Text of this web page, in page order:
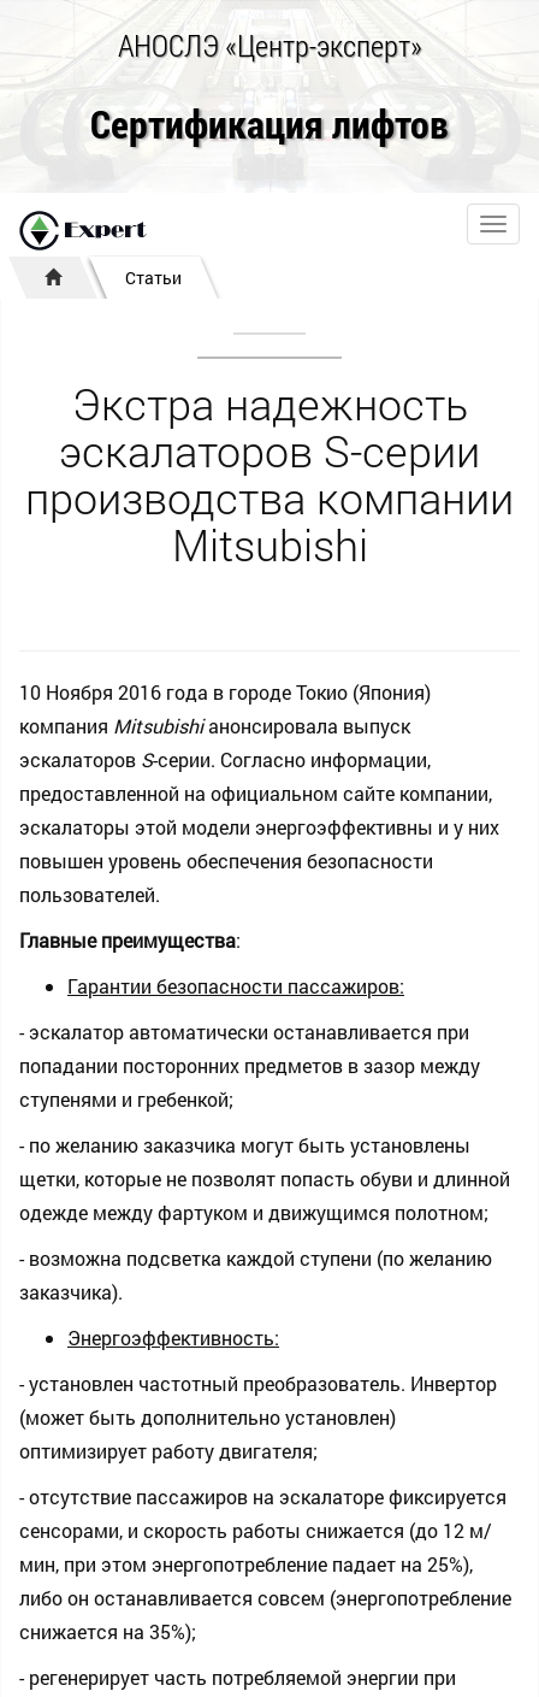
АНОСЛЭ «Центр-эксперт»
Сертификация лифтов
Статьи
Экстра надежность
эскалаторов S-серии
производства компании
Mitsubishi
10 Ноября 2016 года в городе Токио (Япония)
компания Mitsubishiанонсировала выпуск
эскалаторов S-серии. Согласно информации,
предоставленной на официальном сайте компании,
эскалаторы этой модели энергоэффективны и у них
повышен уровень обеспечения безопасности
пользователей.
Главные преимущества:
Гарантии безопасности пассажиров:
- эскалатор автоматически останавливается при
попадании посторонних предметов в зазор между
ступенями и гребенкой;
- по желанию заказчика могут быть установлены
щетки, которые не позволят попасть обуви и длинной
одежде между фартуком и движущимся полотном;
- возможна подсветка каждой ступени (по желанию
заказчика).
Энергоэффективность:
- установлен частотный преобразователь. Инвертор
(может быть дополнительно установлен)
оптимизирует работу двигателя;
- отсутствие пассажиров на эскалаторе фиксируется
сенсорами, и скорость работы снижается (до 12 м/
мин, при этом энергопотребление падает на 25%),
либо он останавливается совсем (энергопотребление
снижается на 35%);
- регенерирует часть потребляемой энергии при